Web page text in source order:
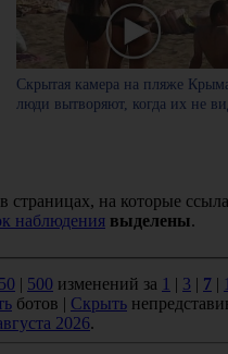
Скрытая камера на пляже
люди вытворяют, когда их не
на которые
наблюдения выделены.
| 500 изменений за 1 | 3 | 7 |
ботов | Скрыть
2026.